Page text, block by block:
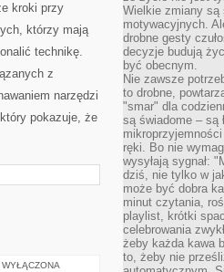
kroki przy
którzy mają
technikę.
z
narzędzi
pokazuje, że
Wielkie zmiany są
motywacyjnych.
drobne gesty
decyzje budują
być obecnym.
Nie zawsze
to drobne,
"smar" dla
są świadome – są
ręki. Bo nie
wysyłają sygnał:
dziś, nie tylko w
może być dobra
minut czytania,
playlist, krótki
celebrowania
żeby każda kawa
to, żeby nie